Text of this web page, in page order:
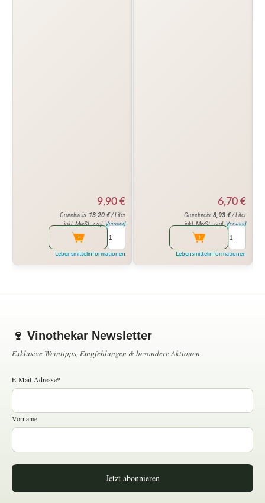
9,90 €
Grundpreis: 13,20 €/ Liter
inkl. MwSt. zzgl.Versand
Lebensmittelinformationen
6,70 €
Grundpreis:8,93 €/ Liter
inkl. MwSt. zzgl.Versand
Lebensmittelinformationen
🍷 Vinothekar Newsletter
Exklusive Weintipps, Empfehlungen & besondere Aktionen
E-Mail-Adresse*
Vorname
Jetzt abonnieren